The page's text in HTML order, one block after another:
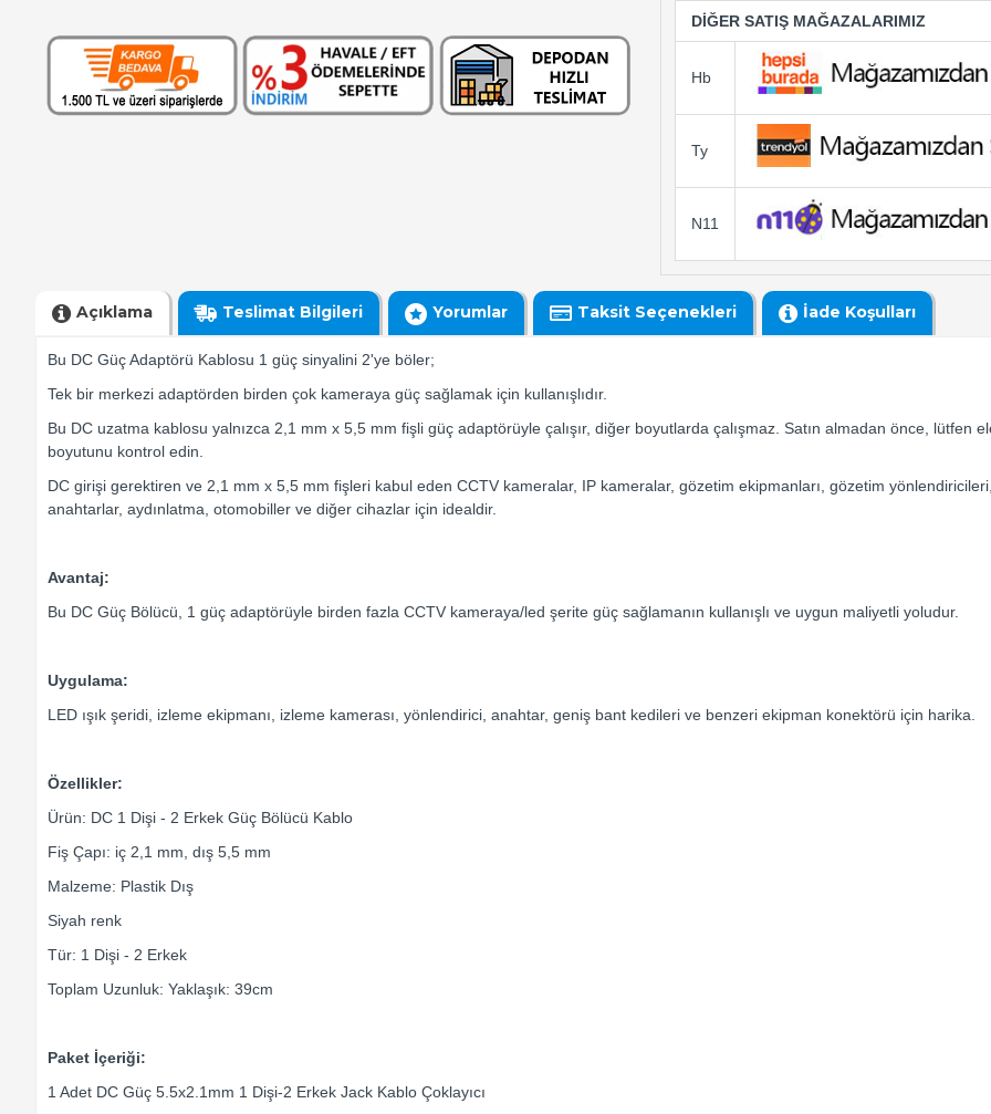
DİĞER SATIŞ MAĞAZALARIMIZ
Hb
Ty
N11
Açıklama Teslimat Bilgileri Yorumlar Taksit Seçenekleri İade Koşulları
Bu DC Güç Adaptörü Kablosu 1 güç sinyalini 2'ye böler;
Tek bir merkezi adaptörden birden çok kameraya güç sağlamak için kullanışlıdır.
Bu DC uzatma kablosu yalnızca 2,1 mm x 5,5 mm fişli güç adaptörüyle çalışır, diğer boyutlarda çalışmaz. Satın almadan önce, lütfen
boyutunu kontrol edin.
DC girişi gerektiren ve 2,1 mm x 5,5 mm fişleri kabul eden CCTV kameralar, IP kameralar, gözetim ekipmanları, gözetim
anahtarlar, aydınlatma, otomobiller ve diğer cihazlar için idealdir.
Avantaj:
Bu DC Güç Bölücü, 1 güç adaptörüyle birden fazla CCTV kameraya/led şerite güç sağlamanın kullanışlı ve uygun maliyetli yoludur.
Uygulama:
LED ışık şeridi, izleme ekipmanı, izleme kamerası, yönlendirici, anahtar, geniş bant kedileri ve benzeri ekipman konektörü için harika.
Özellikler:
Ürün: DC 1 Dişi - 2 Erkek Güç Bölücü Kablo
Fiş Çapı: iç 2,1 mm, dış 5,5 mm
Malzeme: Plastik Dış
Siyah renk
Tür: 1 Dişi - 2 Erkek
Toplam Uzunluk: Yaklaşık: 39cm
Paket İçeriği:
1 Adet DC Güç 5.5x2.1mm 1 Dişi-2 Erkek Jack Kablo Çoklayıcı